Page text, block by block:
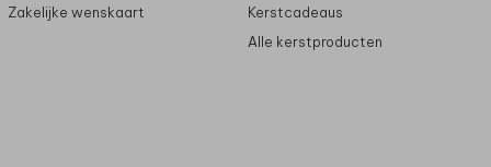
Zakelijke wenskaart
Kerstcadeaus
Alle kerstproducten